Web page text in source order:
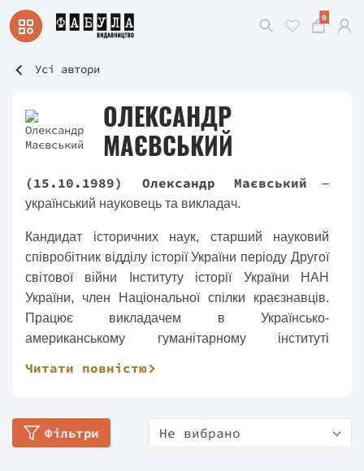
0
Усі автори
ОЛЕКСАНДР
МАЄВСЬКИЙ
(15.10.1989) Олександр Маєвський –
український науковець та викладач.
Кандидат історичних наук, старший науковий
співробітник відділу історії України періоду Другої
світової війни Інституту історії України НАН
України, член Національної спілки краєзнавців.
Працює викладачем в Українсько-
американському гуманітарному інституті
наукових праць, зокрема книг «Світові війни.
Читати повністю
Фільтри Не вибрано